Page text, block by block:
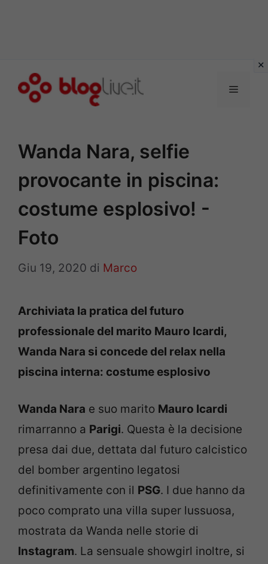
Menu
Wanda Nara, selfie
provocante in piscina:
costume esplosivo! -
Foto
Giu 19, 2020 di Marco
Archiviata la pratica del futuro
professionale del marito Mauro Icardi,
Wanda Nara si concede del relax nella
piscina interna: costume esplosivo
Wanda Nara e suo marito Mauro Icardi
rimarranno a Parigi. Questa è la decisione
presa dai due, dettata dal futuro calcistico
del bomber argentino legatosi
definitivamente con il PSG. I due hanno da
poco comprato una villa super lussuosa,
mostrata da Wanda nelle storie di
Instagram. La sensuale showgirl inoltre, si